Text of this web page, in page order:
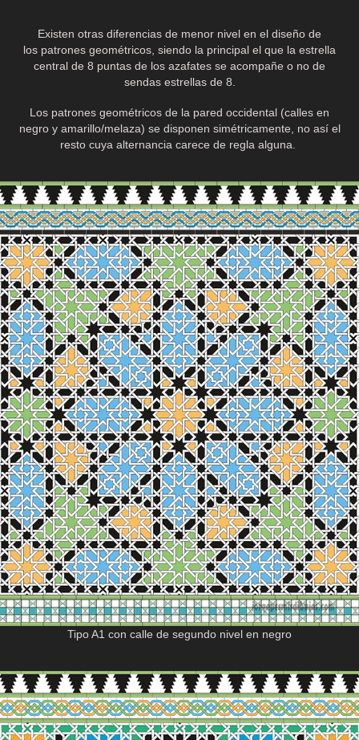
Existen otras diferencias de menor nivel en el diseño de
los patrones geométricos, siendo la principal el que la estrella
central de 8 puntas de los azafates se acompañe o no de
sendas estrellas de 8.
Los patrones geométricos de la pared occidental (calles en
negro y amarillo/melaza) se disponen simétricamente, no así el
resto cuya alternancia carece de regla alguna.
Tipo A1 con calle de segundo nivel en negro